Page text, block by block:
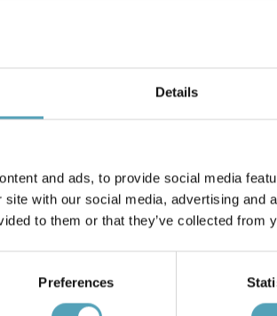
Details
and ads, to provide social media
site with our social media, advertising and
to them or that they’ve collected from
Preferences
PRISMATCH